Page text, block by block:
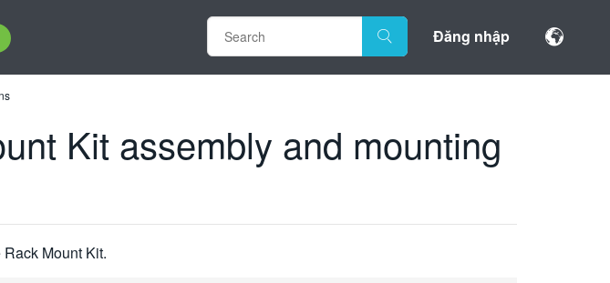
Đăng nhập
Kit assembly and mounting
Mount Kit.